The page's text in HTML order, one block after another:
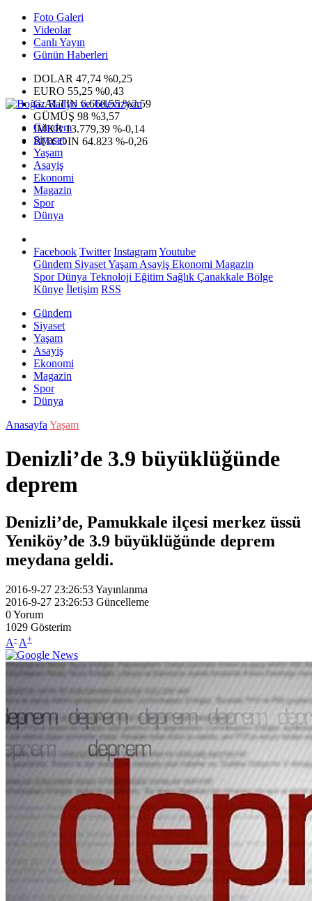
Foto Galeri
Videolar
Canlı Yayın
Günün Haberleri
DOLAR 47,74 %0,25
EURO 55,25 %0,43
G.ALTIN6.660,55 %2,59
GÜMÜŞ 98 %3,57
IMKB13.779,39 %-0,14
BITCOIN 64.823 %-0,26
Gündem
Siyaset
Yaşam
Asayiş
Ekonomi
Magazin
Spor
Dünya
Facebook Twitter InstagramYoutube
Gündem SiyasetYaşam Asayiş Ekonomi Magazin
SporDünya Teknoloji Eğitim Sağlık Çanakkale Bölge
Künye İletişim RSS
Gündem
Siyaset
Yaşam
Asayiş
Ekonomi
Magazin
Spor
Dünya
Anasayfa Yaşam
Denizli’de 3.9 büyüklüğünde
deprem
Denizli’de, Pamukkale ilçesi merkez üssü
Yeniköy’de 3.9 büyüklüğünde deprem
meydana geldi.
2016-9-27 23:26:53Yayınlanma
2016-9-27 23:26:53 Güncelleme
0Yorum
1029 Gösterim
A- A+